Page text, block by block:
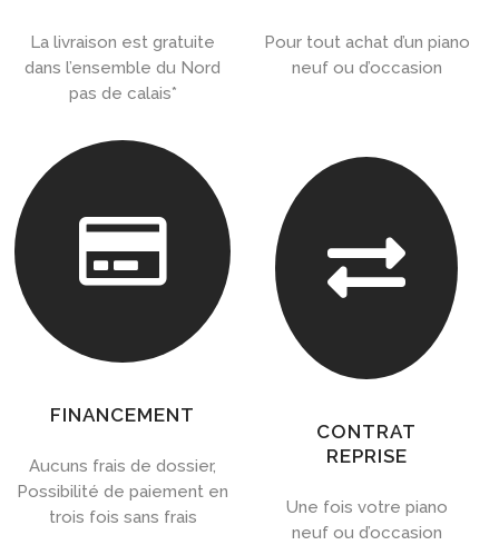
La livraison est gratuite
dans l’ensemble du Nord
pas de calais*
Pour tout achat d’un piano
neuf ou d’occasion

FINANCEMENT
Aucuns frais de dossier,
Possibilité de paiement en
trois fois sans frais

CONTRAT
REPRISE
Une fois votre piano
neuf ou d’occasion